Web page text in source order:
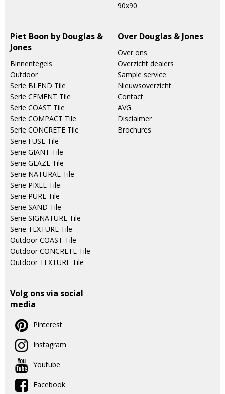
90x90
Piet Boon by Douglas &
Jones
Binnentegels
Outdoor
Serie BLEND Tile
Serie CEMENT Tile
Serie COAST Tile
Serie COMPACT Tile
Serie CONCRETE Tile
Serie FUSE Tile
Serie GIANT Tile
Serie GLAZE Tile
Serie NATURAL Tile
Serie PIXEL Tile
Serie PURE Tile
Serie SAND Tile
Serie SIGNATURE Tile
Serie TEXTURE Tile
Outdoor COAST Tile
Outdoor CONCRETE Tile
Outdoor TEXTURE Tile
Over Douglas & Jones
Over ons
Overzicht dealers
Sample service
Nieuwsoverzicht
Contact
AVG
Disclaimer
Brochures
Volg ons via social
media
Pinterest
Instagram
Youtube
Facebook